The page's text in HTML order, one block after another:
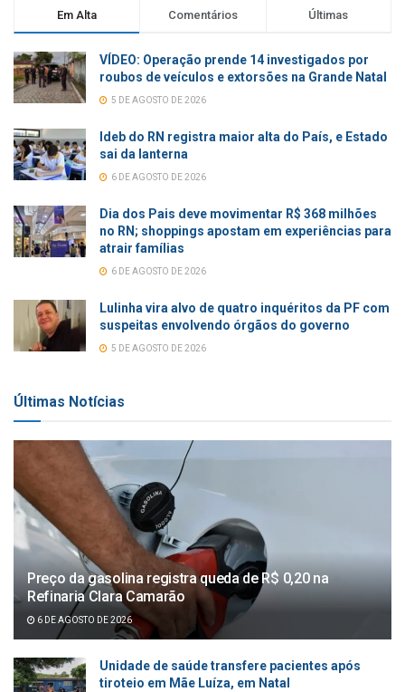
Em Alta Comentários Últimas
VÍDEO: Operação prende 14 investigados por
roubos de veículos e extorsões na Grande Natal
5 DE AGOSTO DE 2026
Ideb do RN registra maior alta do País, e Estado
sai da lanterna
6 DE AGOSTO DE 2026
Dia dos Pais deve movimentar R$ 368 milhões
no RN; shoppings apostam em experiências para
atrair famílias
6 DE AGOSTO DE 2026
Lulinha vira alvo de quatro inquéritos da PF com
suspeitas envolvendo órgãos do governo
5 DE AGOSTO DE 2026
Últimas Notícias
Preço da gasolina registra queda de R$ 0,20 na
Refinaria Clara Camarão
6 DE AGOSTO DE 2026
Unidade de saúde transfere pacientes após
tiroteio em Mãe Luíza, em Natal